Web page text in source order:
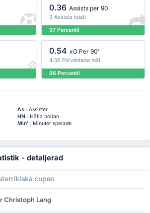
0.36 Assists per 90
3 Assists totalt
97 Percentil
0.54 xG Per 90'
4.56 Förväntade mål
96 Percentil
As: Assister
HN: Hålla nollan
Min': Minuter spelade
- detaljerad
cupen
Christoph Lang